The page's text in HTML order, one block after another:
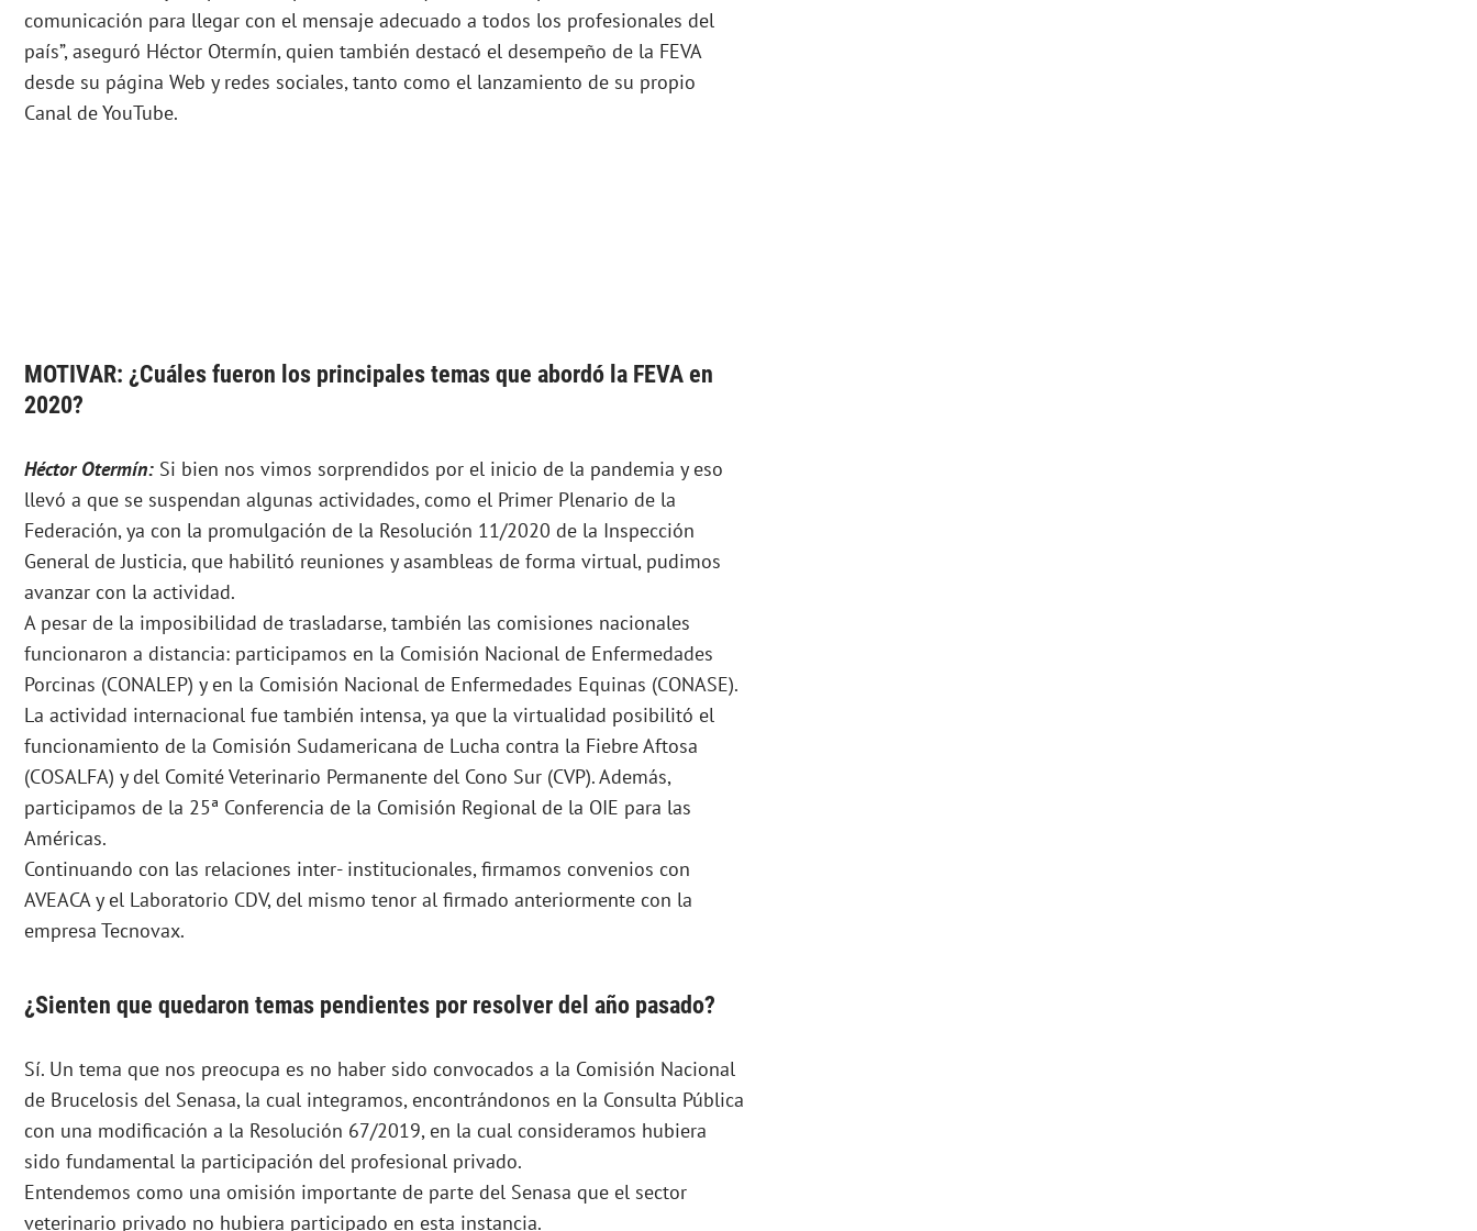
comunicación para llegar con el mensaje adecuado a todos los profesionales del
país”, aseguró Héctor Otermín, quien también destacó el desempeño de la FEVA
desde su página Web y redes sociales, tanto como el lanzamiento de su propio
Canal de YouTube.
MOTIVAR: ¿Cuáles fueron los principales temas que abordó la FEVA en
2020?
Héctor Otermín: Si bien nos vimos sorprendidos por el inicio de la pandemia y eso
llevó a que se suspendan algunas actividades, como el Primer Plenario de la
Federación, ya con la promulgación de la Resolución 11/2020 de la Inspección
General de Justicia, que habilitó reuniones y asambleas de forma virtual, pudimos
avanzar con la actividad.
A pesar de la imposibilidad de trasladarse, también las comisiones nacionales
funcionaron a distancia: participamos en la Comisión Nacional de Enfermedades
Porcinas (CONALEP) y en la Comisión Nacional de Enfermedades Equinas (CONASE).
La actividad internacional fue también intensa, ya que la virtualidad posibilitó el
funcionamiento de la Comisión Sudamericana de Lucha contra la Fiebre Aftosa
(COSALFA) y del Comité Veterinario Permanente del Cono Sur (CVP). Además,
participamos de la 25ª Conferencia de la Comisión Regional de la OIE para las
Américas.
Continuando con las relaciones inter- institucionales, firmamos convenios con
AVEACA y el Laboratorio CDV, del mismo tenor al firmado anteriormente con la
empresa Tecnovax.
¿Sienten que quedaron temas pendientes por resolver del año pasado?
Sí. Un tema que nos preocupa es no haber sido convocados a la Comisión Nacional
de Brucelosis del Senasa, la cual integramos, encontrándonos en la Consulta Pública
con una modificación a la Resolución 67/2019, en la cual consideramos hubiera
sido fundamental la participación del profesional privado.
Entendemos como una omisión importante de parte del Senasa que el sector
veterinario privado no hubiera participado en esta instancia.